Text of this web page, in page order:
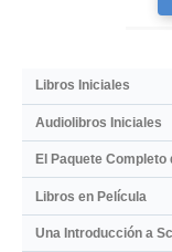
Libros Iniciales
Audiolibros Iniciales
El Paquete
Libros en Película
Una Introducción a